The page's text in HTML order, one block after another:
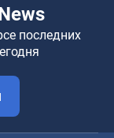
последних